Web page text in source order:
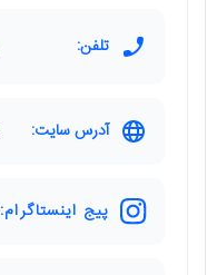
تلفن:
آدرس سایت:
پیج اینستاگرام: